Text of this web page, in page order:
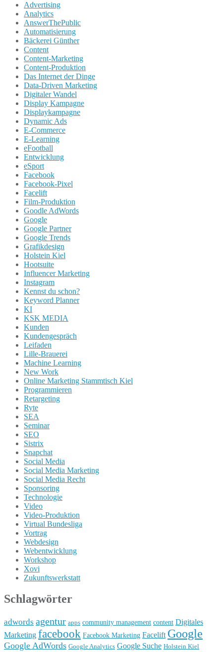
Advertising
Analytics
AnswerThePublic
Automatisierung
Bäckerei Günther
Content
Content-Marketing
Content-Produktion
Das Internet der Dinge
Data-Driven Marketing
Digitaler Wandel
Display Kampagne
Displaykampagne
Dynamic Ads
E-Commerce
E-Learning
eFootball
Entwicklung
eSport
Facebook
Facebook-Pixel
Facelift
Film-Produktion
Goodle AdWords
Google
Google Partner
Google Trends
Grafikdesign
Holstein Kiel
Hootsuite
Influencer Marketing
Instagram
Kennst du schon?
Keyword Planner
KI
KSK MEDIA
Kunden
Kundengespräch
Leifaden
Lille-Brauerei
Machine Learning
New Work
Online Marketing Stammtisch Kiel
Programmieren
Retargeting
Ryte
SEA
Seminar
SEO
Sistrix
Snapchat
Social Media
Social Media Marketing
Social Media Recht
Sponsoring
Technologie
Video
Video-Produktion
Virtual Bundesliga
Vortrag
Webdesign
Webentwicklung
Workshop
Xovi
Zukunftswerkstatt
Schlagwörter
adwords agentur apps community management content Digitales
Marketing facebook Facebook Marketing Facelift Google
Google AdWords Google Analytics Google Suche Holstein Kiel